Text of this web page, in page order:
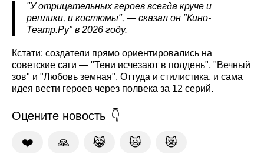
"У отрицательных героев всегда круче и
реплики, и костюмы", — сказал он "Кино-
Театр.Ру" в 2026 году.
Кстати: создатели прямо ориентировались на
советские саги — "Тени исчезают в полдень", "Вечный
зов" и "Любовь земная". Оттуда и стилистика, и сама
идея вести героев через полвека за 12 серий.
Оцените новость
❤️ 🙏 😹 🙀 😿